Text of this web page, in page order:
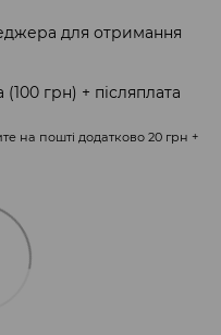
для отримання
грн) + післяплата
на пошті додатково 20 грн +